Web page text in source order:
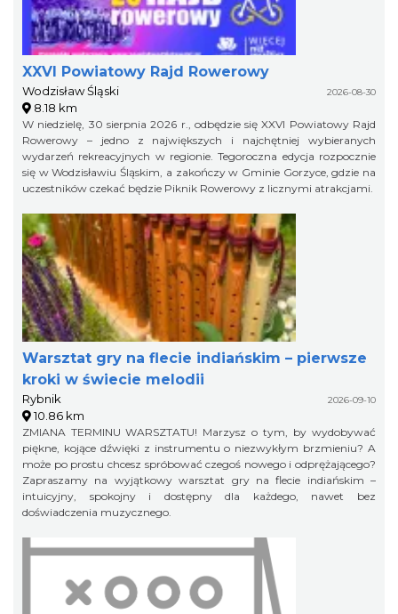
XXVI Powiatowy Rajd Rowerowy
Wodzisław Śląski 2026-08-30
8.18 km
W niedzielę, 30 sierpnia 2026 r., odbędzie się XXVI Powiatowy Rajd
Rowerowy – jedno z największych i najchętniej wybieranych
wydarzeń rekreacyjnych w regionie. Tegoroczna edycja rozpocznie
się w Wodzisławiu Śląskim, a zakończy w Gminie Gorzyce, gdzie na
uczestników czekać będzie Piknik Rowerowy z licznymi atrakcjami.
Warsztat gry na flecie indiańskim – pierwsze
kroki w świecie melodii
Rybnik 2026-09-10
10.86 km
ZMIANA TERMINU WARSZTATU! Marzysz o tym, by wydobywać
piękne, kojące dźwięki z instrumentu o niezwykłym brzmieniu? A
może po prostu chcesz spróbować czegoś nowego i odprężającego?
Zapraszamy na wyjątkowy warsztat gry na flecie indiańskim –
intuicyjny, spokojny i dostępny dla każdego, nawet bez
doświadczenia muzycznego.